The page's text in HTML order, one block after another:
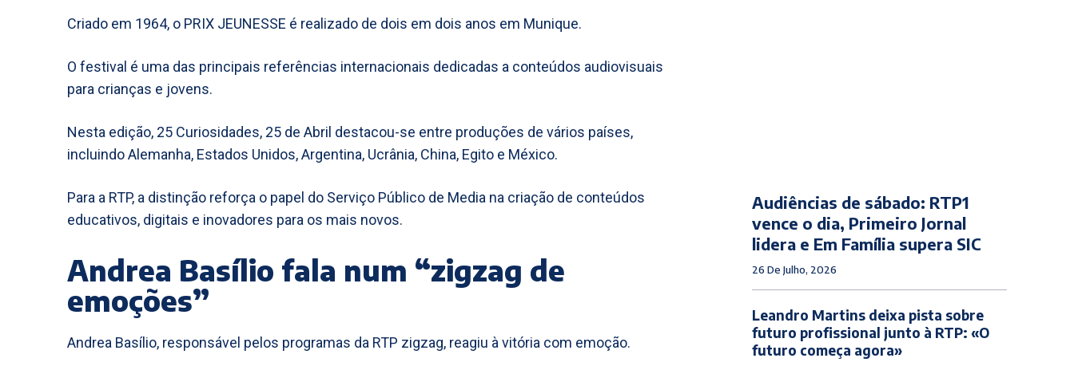
Criado em 1964, o PRIX JEUNESSE é realizado de dois em dois anos em Munique.
O festival é uma das principais referências internacionais dedicadas a conteúdos audiovisuais
para crianças e jovens.
Nesta edição, 25 Curiosidades, 25 de Abril destacou-se entre produções de vários países,
incluindo Alemanha, Estados Unidos, Argentina, Ucrânia, China, Egito e México.
Para a RTP, a distinção reforça o papel do Serviço Público de Media na criação de conteúdos
educativos, digitais e inovadores para os mais novos.
Andrea Basílio fala num “zigzag de
emoções”
Andrea Basílio, responsável pelos programas da RTP zigzag, reagiu à vitória com emoção.
Audiências de sábado: RTP1
vence o dia, Primeiro Jornal
lidera e Em Família supera SIC
26 De Julho, 2026
Leandro Martins deixa pista sobre
futuro profissional junto à RTP: «O
futuro começa agora»